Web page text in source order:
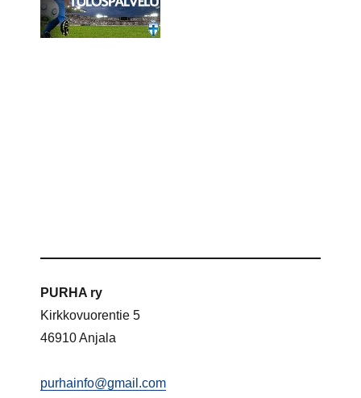
PURHA ry
Kirkkovuorentie 5
46910 Anjala
purhainfo@gmail.com